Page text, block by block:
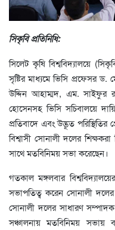
সিকৃবি প্রতিনিধি:
সিলেট কৃষি বিশ্ববিদ্যালয়ে
সৃষ্টির মাধ্যমে ভিসি প্রফেসর
উদ্দিন আহাম্মদ, এম. সাইফুর
হোসেনসহ ভিসি সচিবালয়ে
প্রতিবাদে এবং উদ্ভূত পরিস্থিতির
বিশ্বাসী সোনালী দলের
সাথে মতবিনিময় সভা করেছেন।
গতকাল মঙ্গলবার
সভাপতিত্ব করেন সোনালী
সোনালী দলের সাধারণ
সঞ্চালনায় মতবিনিময় সভায়